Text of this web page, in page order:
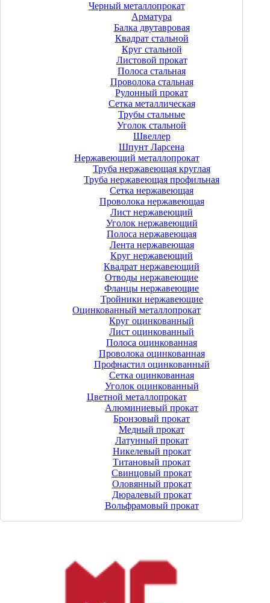
Черный металлопрокат
Арматура
Балка двутавровая
Квадрат стальной
Круг стальной
Листовой прокат
Полоса стальная
Проволока стальная
Рулонный прокат
Сетка металлическая
Трубы стальные
Уголок стальной
Швеллер
Шпунт Ларсена
Нержавеющий металлопрокат
Труба нержавеющая круглая
Труба нержавеющая профильная
Сетка нержавеющая
Проволока нержавеющая
Лист нержавеющий
Уголок нержавеющий
Полоса нержавеющая
Лента нержавеющая
Круг нержавеющий
Квадрат нержавеющий
Отводы нержавеющие
Фланцы нержавеющие
Тройники нержавеющие
Оцинкованный металлопрокат
Круг оцинкованный
Лист оцинкованный
Полоса оцинкованная
Проволока оцинкованная
Профнастил оцинкованный
Сетка оцинкованная
Уголок оцинкованный
Цветной металлопрокат
Алюминиевый прокат
Бронзовый прокат
Медный прокат
Латунный прокат
Никелевый прокат
Титановый прокат
Свинцовый прокат
Оловянный прокат
Дюралевый прокат
Вольфрамовый прокат